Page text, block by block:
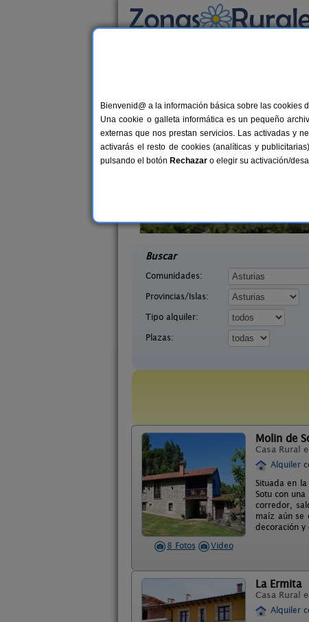
Casas Rurales
18 €
Buscar
Comunidades:
Provincias/Islas:
Tipo alquiler:
Plazas:
8 Fotos Video
Molin de
Casa Rural
Alquiler
Situada en
Sotu con
corredor,
maíz aún se
decoración y
La Ermita
Casa Rural
Alquiler
Bienvenid@ a la información básica sobre las cookies
Una cookie o galleta informática es un pequeño
externas que nos prestan servicios. Las activadas y
activarás el resto de cookies (analíticas y
pulsando el botón Rechazar o elegir su activación/